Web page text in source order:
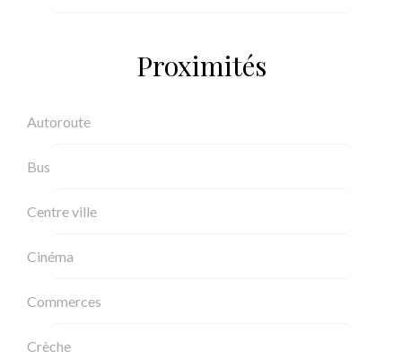
Proximités
Autoroute
Bus
Centre ville
Cinéma
Commerces
Crèche